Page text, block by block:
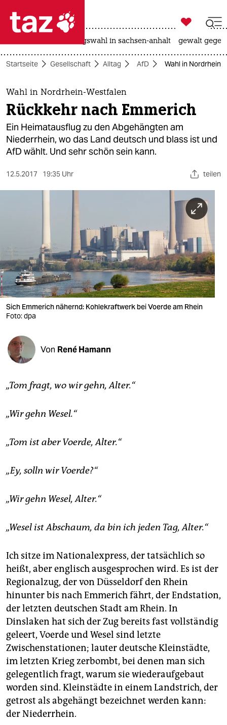
 taz zahl ich
taz zahl ich
themen
politik
öko
nord
wahrheit
verlag
verlag
veranstaltungen
shop
abo
genossenschaft

taz zahl ich
landtagswahl in sachsen-anhalt gewalt
Startseite Gesellschaft Alltag AfD Wahl in Nordrhein-
Wahl in Nordrhein-Westfalen
Rückkehr nach Emmerich
Ein Heimatausflug zu den Abgehängten am
Niederrhein, wo das Land deutsch und blass ist und
AfD wählt. Und sehr schön sein kann.
12.5.2017 19:35 Uhr teilen
Sich Emmerich nähernd: Kohlekraftwerk bei Voerde am Rhein
Foto: dpa
Von René Hamann
„Tom fragt, wo wir gehn, Alter.“
„Wir gehn Wesel.“
„Tom ist aber Voerde, Alter.“
„Ey, solln wir Voerde?“
„Wir gehn Wesel, Alter.“
„Wesel ist Abschaum, da bin ich jeden Tag, Alter.“
Ich sitze im Nationalexpress, der tatsächlich so
heißt, aber englisch ausgesprochen wird. Es ist der
Regionalzug, der von Düsseldorf den Rhein
hinunter bis nach Emmerich fährt, der Endstation,
der letzten deutschen Stadt am Rhein. In
Dinslaken hat sich der Zug bereits fast vollständig
geleert, Voerde und Wesel sind letzte
Zwischenstationen; lauter deutsche Kleinstädte,
im letzten Krieg zerbombt, bei denen man sich
gelegentlich fragt, warum sie wiederaufgebaut
worden sind. Kleinstädte in einem Landstrich, der
getrost als abgehängt bezeichnet werden kann:
der Niederrhein.